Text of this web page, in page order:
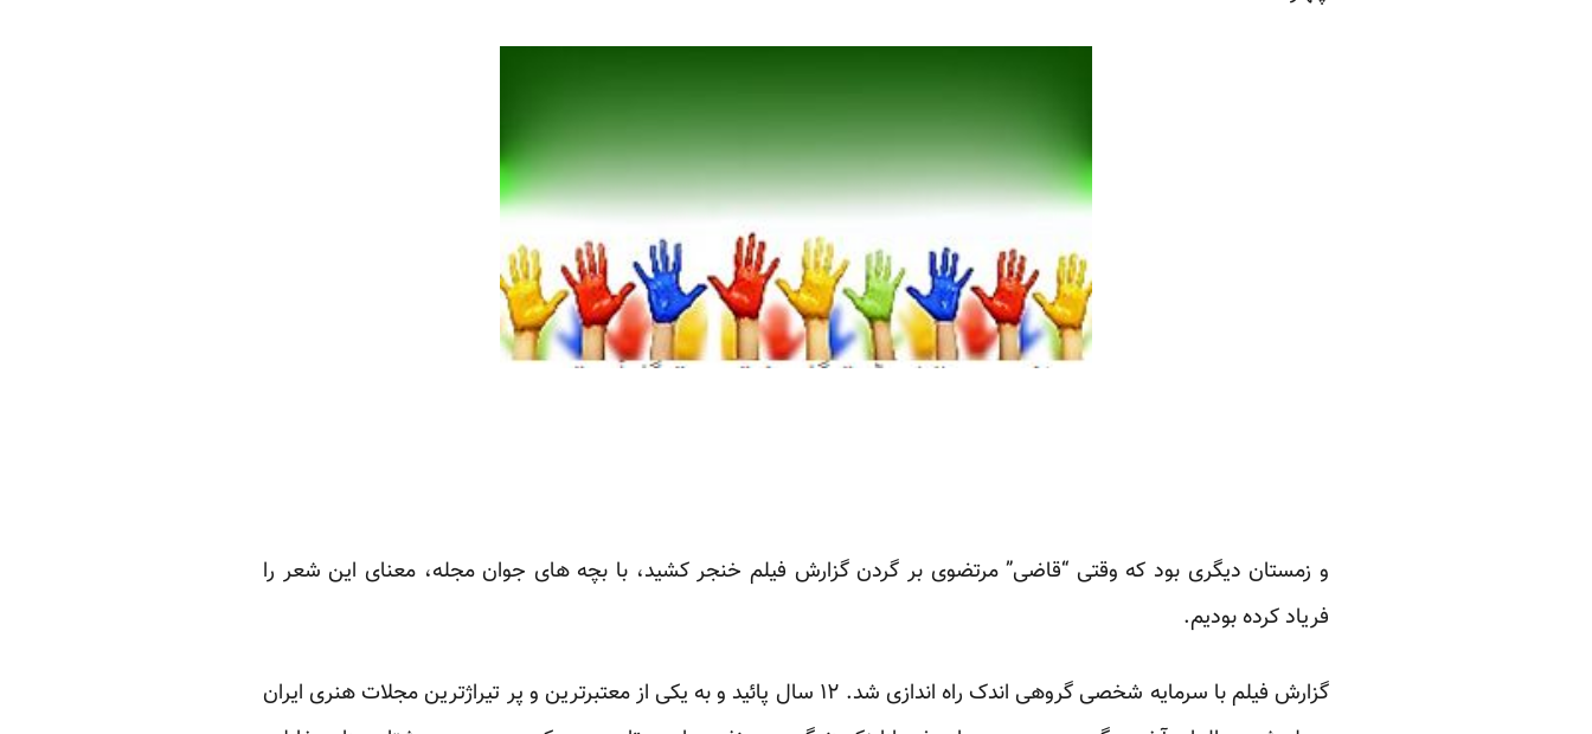
و زمستان دیگری بود که وقتی “قاضی” مرتضوی بر گردن گزارش فیلم خنجر کشید، با بچه های جوان مجله، معنای این شعر را
فریاد کرده بودیم.
گزارش فیلم با سرمایه شخصی گروهی اندک راه اندازی شد. ۱۲ سال پائید و به یکی از معتبرترین و پر تیراژترین مجلات هنری ایران